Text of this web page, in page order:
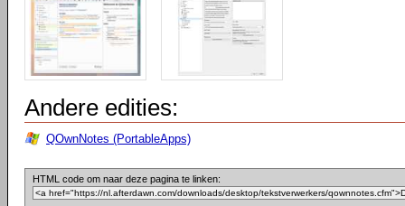
Andere edities:
QOwnNotes (PortableApps)
HTML code om naar deze pagina te linken: